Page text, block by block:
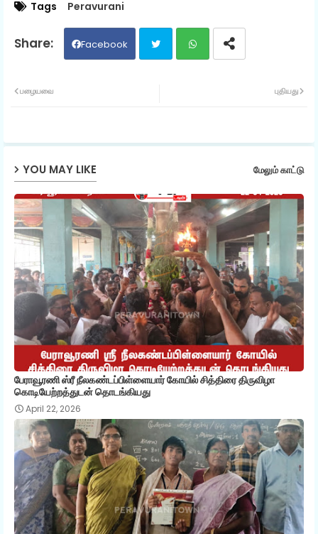
Tags Peravurani
Facebook
ap
புதியது
பழையவை
YOU MAY LIKE மேலும் காட்டு
பேராவூரணி ஸ்ரீ நீலகண்டப்பிள்ளையார் கோயில் சித்திரை திருவிழா
கொடியேற்றத்துடன் தொடங்கியது
April 22, 2026